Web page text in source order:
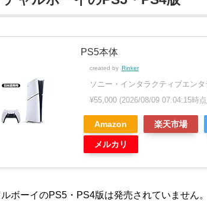
PS5本体
created by Rinker
ソニー・インタラクティブエンタ
¥55,000 (2026/08/09 07:04:15時
Amazon 楽天市場
メルカリ
ボーイのPS5・PS4版は発売されていません。